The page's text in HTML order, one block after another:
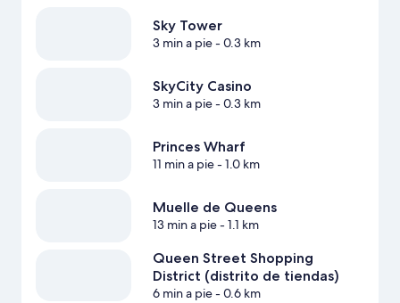
Sky Tower
3 min a pie- 0.3 km
SkyCity Casino
3 min a pie- 0.3 km
Princes Wharf
11 min a pie- 1.0 km
Muelle de Queens
13 min a pie- 1.1 km
Queen Street Shopping
District (distrito de tiendas)
6 min a pie- 0.6 km